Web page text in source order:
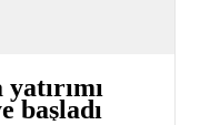
başladı